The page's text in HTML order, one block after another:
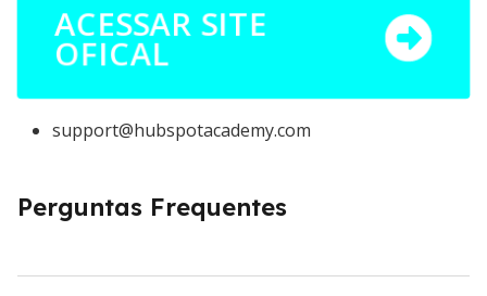
ACESSAR SITE
OFICAL
support@hubspotacademy.com
Perguntas Frequentes